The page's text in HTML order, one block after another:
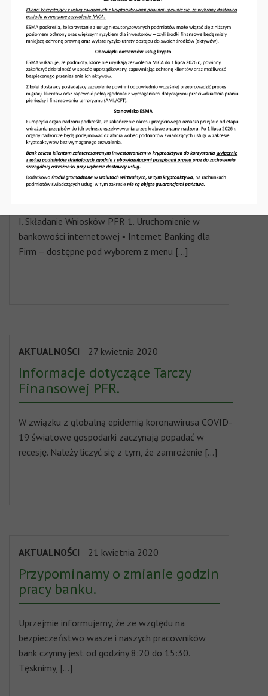
Szanowni Państwo! Informujemy, że w nocy z 17
na 18 czerwca (ze środy na czwartek) między
godziną 1:00 a 5:00 […]
AKTUALNOŚCI 30 kwietnia 2020
Instrukcja poglądowa: Tarcza
Antykryzysowa – wnioski PFR
I. Składanie Wniosków PFR 1. Uruchomienie w
bankowości internetowej ▪ Internet Banking dla
Firm – dostępne pod wyborem z menu […]
AKTUALNOŚCI 27 kwietnia 2020
Informacje dotyczące Tarczy
Finansowej PFR.
W związku z globalną epidemią koronawirusa COVID-
19 światowe gospodarki zaczynają popadać w
recesję. Należy liczyć się z tym, że zamrożenie […]
AKTUALNOŚCI 21 kwietnia 2020
Przypominamy o zmianie godzin
pracy banku.
Uprzejmie informujemy, że ze względu na
bezpieczeństwo wasze i naszych pracowników
bank czynny jest od godziny 8:20 do 15:30.
Tęsknimy, […]